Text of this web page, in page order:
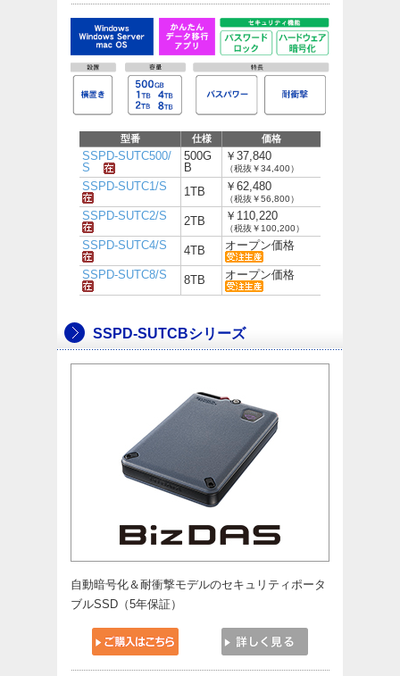
型番 仕様 価格
SSPD-SUTC500/
S
500G
B
￥37,840
（税抜￥34,400）
SSPD-SUTC1/S 1TB ￥62,480
（税抜￥56,800）
SSPD-SUTC2/S 2TB ￥110,220
（税抜￥100,200）
SSPD-SUTC4/S 4TB オープン価格
SSPD-SUTC8/S 8TB オープン価格
SSPD-SUTCBシリーズ
自動暗号化＆耐衝撃モデルのセキュリティポータ
ブルSSD（5年保証）